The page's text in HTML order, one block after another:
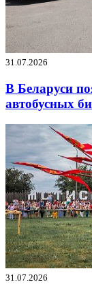
31.07.2026
В Беларуси
автобусных
31.07.2026